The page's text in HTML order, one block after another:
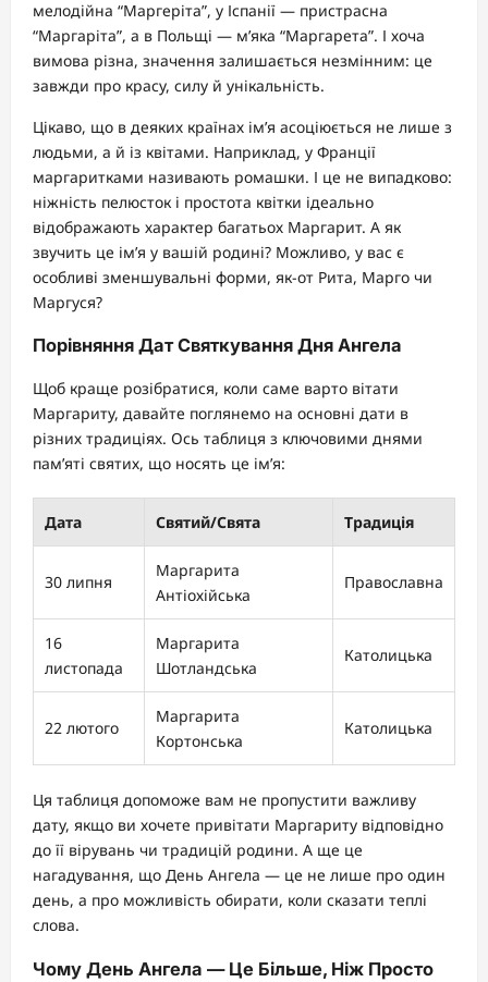
мелодійна “Маргеріта”, у Іспанії — пристрасна
“Маргаріта”, а в Польщі — м’яка “Маргарета”. І хоча
вимова різна, значення залишається незмінним: це
завжди про красу, силу й унікальність.
Цікаво, що в деяких країнах ім’я асоціюється не лише з
людьми, а й із квітами. Наприклад, у Франції
маргаритками називають ромашки. І це не випадково:
ніжність пелюсток і простота квітки ідеально
відображають характер багатьох Маргарит. А як
звучить це ім’я у вашій родині? Можливо, у вас є
особливі зменшувальні форми, як-от Рита, Марго чи
Маргуся?
Порівняння Дат Святкування Дня Ангела
Щоб краще розібратися, коли саме варто вітати
Маргариту, давайте поглянемо на основні дати в
різних традиціях. Ось таблиця з ключовими днями
пам’яті святих, що носять це ім’я:
Дата Святий/Свята Традиція
30 липня
Маргарита
Антіохійська
Православна
16
листопада
Маргарита
Шотландська
Католицька
22 лютого
Маргарита
Кортонська
Католицька
Ця таблиця допоможе вам не пропустити важливу
дату, якщо ви хочете привітати Маргариту відповідно
до її вірувань чи традицій родини. А ще це
нагадування, що День Ангела — це не лише про один
день, а про можливість обирати, коли сказати теплі
слова.
Чому День Ангела — Це Більше, Ніж Просто